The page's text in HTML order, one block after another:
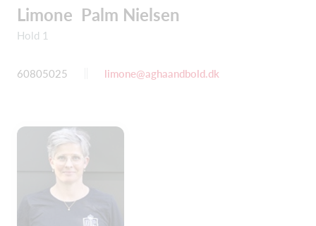
Limone Palm Nielsen
Hold 1
60805025 limone@aghaandbold.dk